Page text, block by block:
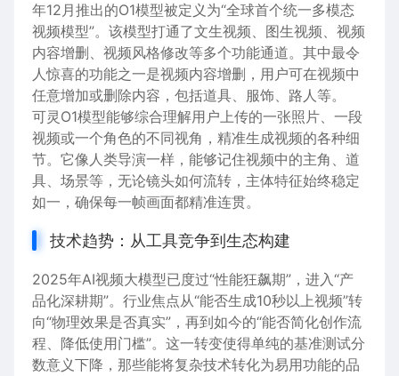
年12月推出的O1模型被定义为“全球首个统一多模态
视频模型”。该模型打通了文生视频、图生视频、视频
内容增删、视频风格修改等多个功能通道。其中最令
人惊喜的功能之一是视频内容增删，用户可在视频中
任意增加或删除内容，包括道具、服饰、路人等。
可灵O1模型能够综合理解用户上传的一张照片、一段
视频或一个角色的不同视角，精准生成视频的各种细
节。它像人类导演一样，能够记住视频中的主角、道
具、场景等，无论镜头如何流转，主体特征始终稳定
如一，确保每一帧画面都精准连贯。
技术趋势：从工具竞争到生态构建
2025年AI视频大模型已度过“性能狂飙期”，进入“产
品化深耕期”。行业焦点从“能否生成10秒以上视频”转
向“物理效果是否真实”，再到如今的“能否简化创作流
程、降低使用门槛”。这一转变使得单纯的基准测试分
数意义下降，那些能将复杂技术转化为易用功能的品